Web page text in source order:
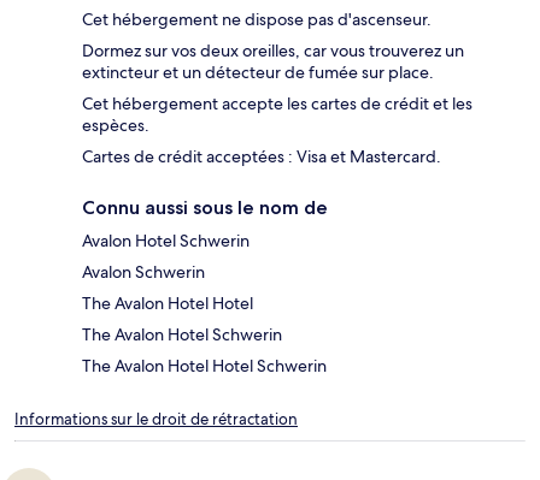
Cet hébergement ne dispose pas d'ascenseur.
Dormez sur vos deux oreilles, car vous trouverez un
extincteur et un détecteur de fumée sur place.
Cet hébergement accepte les cartes de crédit et les
espèces.
Cartes de crédit acceptées : Visa et Mastercard.
Connu aussi sous le nom de
Avalon Hotel Schwerin
Avalon Schwerin
The Avalon Hotel Hotel
The Avalon Hotel Schwerin
The Avalon Hotel Hotel Schwerin
Informations sur le droit de rétractation